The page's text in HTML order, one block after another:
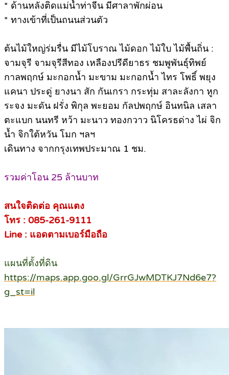
* ด้านหลังติดแม่น้ำท่าจีน มีศาลาพักผ่อน
* ทางเข้าที่เป็นถนนส่วนตัว
ต้นไม้ใหญ่ร่มรื่น มีไม้โบราณ ไม้ดอก ไม้ใบ ไม้พื้นถิ่น :
จามจุรี จามจุรีสีทอง เหลืองปรีดียาธร ชมพูพันธุ์ทิพย์
กาลพฤกษ์ มะกอกน้ำ มะขาม มะกอกน้ำ ไทร โพธิ์ พยุง
แคนา ประดู่ ยางนา สัก กันเกรา กระทุ่ม สาละลังกา หูก
ระจง มะดัน ฝรั่ง พิกุล พะยอม กัลปพฤกษ์ อินทนิล เสลา
ตะแบก นนทรี หว้า มะนาว ทองกวาว นิโครธด่าง ไผ่ จิก
น้ำ จิกใต้หวัน โมก ฯลฯ
เดินทาง จากกรุงเทพประมาณ 1 ชม.
รวมค่าโอน 25 ล้านบาท
สนใจติดต่อ คุณแตง
โทร : 085-261-9111
Line : แอดตามเบอร์มือถือ
แผนที่ตั้งที่ดิน
https://maps.app.goo.gl/GrrGJwMDTKJ7Nd6e7?
g_st=il